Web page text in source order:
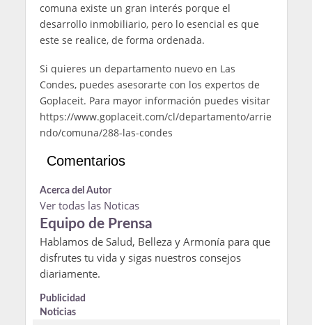
comuna existe un gran interés porque el
desarrollo inmobiliario, pero lo esencial es que
este se realice, de forma ordenada.
Si quieres un departamento nuevo en Las
Condes, puedes asesorarte con los expertos de
Goplaceit. Para mayor información puedes visitar
https://www.goplaceit.com/cl/departamento/arrie
ndo/comuna/288-las-condes
Comentarios
Acerca del Autor
Ver todas las Noticas
Equipo de Prensa
Hablamos de Salud, Belleza y Armonía para que
disfrutes tu vida y sigas nuestros consejos
diariamente.
Publicidad
Noticias